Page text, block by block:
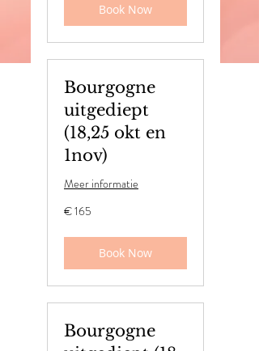
Book Now
Bourgogne
uitgediept
(18,25 okt en
1nov)
Meer informatie
165
euro
€ 165
Book Now
Bourgogne